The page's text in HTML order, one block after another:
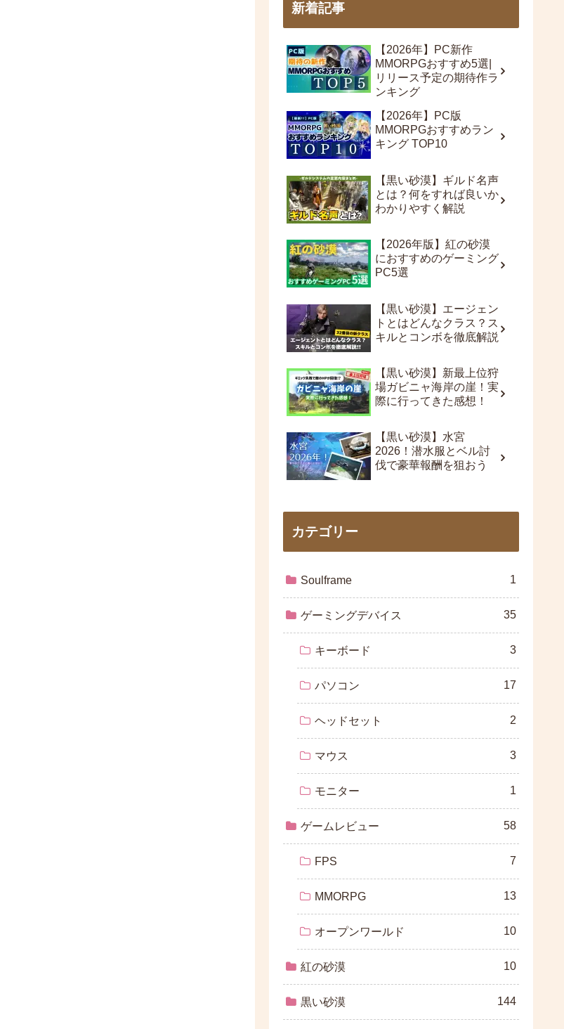
新着記事
【2026年】PC新作
MMORPGおすすめ5選|
リリース予定の期待作ラ
ンキング
【2026年】PC版
MMORPGおすすめラン
キング TOP10
【黒い砂漠】ギルド名声
とは？何をすれば良いか
わかりやすく解説
【2026年版】紅の砂漠
におすすめのゲーミング
PC5選
【黒い砂漠】エージェン
トとはどんなクラス？ス
キルとコンボを徹底解説
【黒い砂漠】新最上位狩
場ガビニャ海岸の崖！実
際に行ってきた感想！
【黒い砂漠】水宮
2026！潜水服とベル討
伐で豪華報酬を狙おう
カテゴリー
Soulframe 1
ゲーミングデバイス 35
キーボード 3
パソコン 17
ヘッドセット 2
マウス 3
モニター 1
ゲームレビュー 58
FPS 7
MMORPG 13
オープンワールド 10
紅の砂漠 10
黒い砂漠 144